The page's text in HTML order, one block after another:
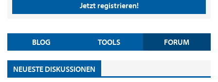
Jetzt registrieren!
BLOG TOOLS FORUM
NEUESTE DISKUSSIONEN